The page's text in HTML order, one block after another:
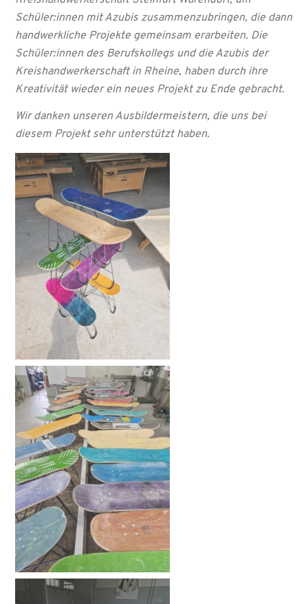
Schüler:innen mit Azubis zusammenzubringen, die dann
handwerkliche Projekte gemeinsam erarbeiten. Die
Schüler:innen des Berufskollegs und die Azubis der
Kreishandwerkerschaft in Rheine, haben durch ihre
Kreativität wieder ein neues Projekt zu Ende gebracht.
Wir danken unseren Ausbildermeistern, die uns bei
diesem Projekt sehr unterstützt haben.